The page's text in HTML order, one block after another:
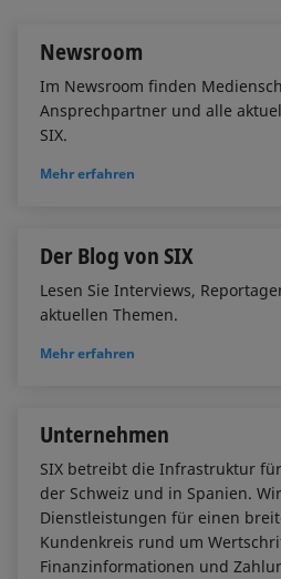
Newsroom
Im Newsroom finden
Ansprechpartner und alle
SIX.
Mehr erfahren
Der Blog von SIX
Lesen Sie Interviews,
aktuellen Themen.
Mehr erfahren
Unternehmen
SIX betreibt die Infrastruktur
der Schweiz und in Spanien.
Dienstleistungen für einen
Kundenkreis rund um
Finanzinformationen und